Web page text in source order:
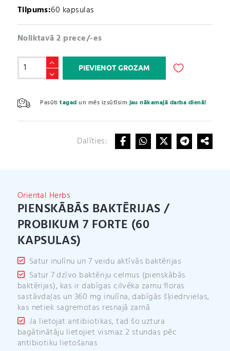
Tilpums:60 kapsulas
Noliktavā 2 prece/-es
Pienskābās
baktērijas
Probikum
7
Forte
PIEVIENOT GROZAM
Pasūtitagad un mēs izsūtīsimjau nākamajā darba dienā!
e
r
n
Dalīties:
Oriental Herbs
PIENSKĀBĀS BAKTĒRIJAS /
PROBIKUM 7 FORTE (60
KAPSULAS)
Satur inulīnu un 7 veidu aktīvās baktērijas
Satur 7 dzīvo baktēriju celmus (pienskābās
baktērijas), kas ir dabīgas cilvēka zarnu floras
sastāvdaļas un 360 mg inulīna, dabīgās šķiedrvielas,
kas netiek sagremotas resnajā zarnā
Ja lietojat antibiotikas, tad šo uztura
bagātinātāju lietojiet vismaz 2 stundas pēc
antibiotiku lietošanas